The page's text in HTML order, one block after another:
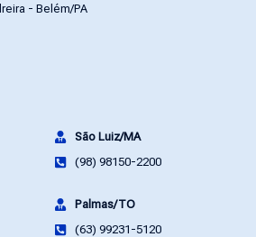
- Belém/PA
São Luiz/MA
(98) 98150-2200
Palmas/TO
(63) 99231-5120